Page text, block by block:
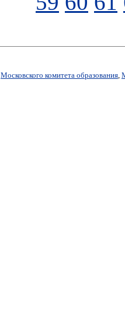
Московского комитета образования,